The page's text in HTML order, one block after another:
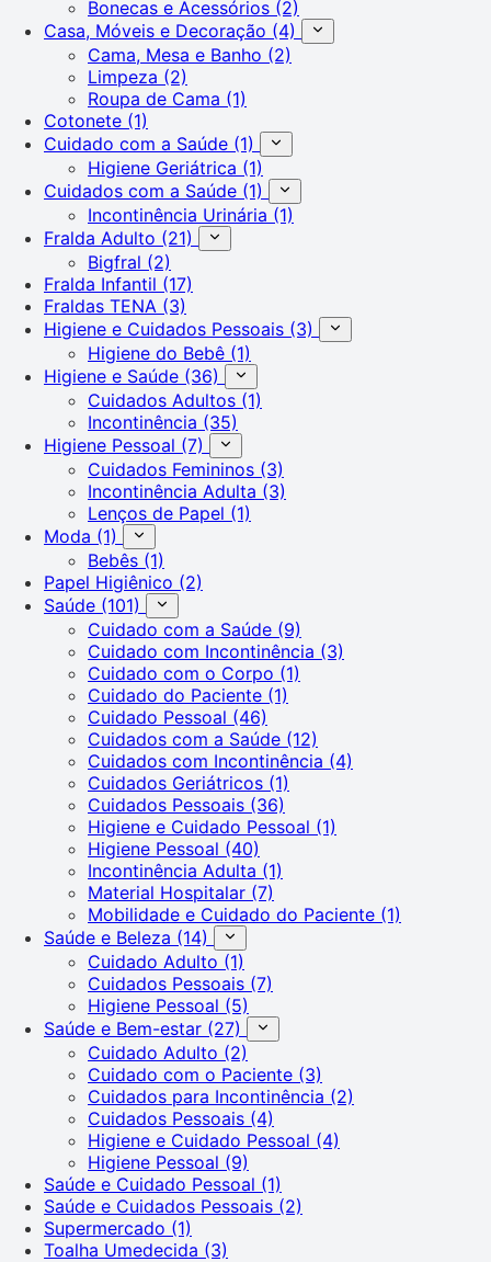
Bonecas e Acessórios (2)
Casa, Móveis e Decoração (4)
Cama, Mesa e Banho (2)
Limpeza (2)
Roupa de Cama (1)
Cotonete (1)
Cuidado com a Saúde (1)
Higiene Geriátrica (1)
Cuidados com a Saúde (1)
Incontinência Urinária (1)
Fralda Adulto (21)
Bigfral (2)
Fralda Infantil (17)
Fraldas TENA (3)
Higiene e Cuidados Pessoais (3)
Higiene do Bebê (1)
Higiene e Saúde (36)
Cuidados Adultos (1)
Incontinência (35)
Higiene Pessoal (7)
Cuidados Femininos (3)
Incontinência Adulta (3)
Lenços de Papel (1)
Moda (1)
Bebês (1)
Papel Higiênico (2)
Saúde (101)
Cuidado com a Saúde (9)
Cuidado com Incontinência (3)
Cuidado com o Corpo (1)
Cuidado do Paciente (1)
Cuidado Pessoal (46)
Cuidados com a Saúde (12)
Cuidados com Incontinência (4)
Cuidados Geriátricos (1)
Cuidados Pessoais (36)
Higiene e Cuidado Pessoal (1)
Higiene Pessoal (40)
Incontinência Adulta (1)
Material Hospitalar (7)
Mobilidade e Cuidado do Paciente (1)
Saúde e Beleza (14)
Cuidado Adulto (1)
Cuidados Pessoais (7)
Higiene Pessoal (5)
Saúde e Bem-estar (27)
Cuidado Adulto (2)
Cuidado com o Paciente (3)
Cuidados para Incontinência (2)
Cuidados Pessoais (4)
Higiene e Cuidado Pessoal (4)
Higiene Pessoal (9)
Saúde e Cuidado Pessoal (1)
Saúde e Cuidados Pessoais (2)
Supermercado (1)
Toalha Umedecida (3)